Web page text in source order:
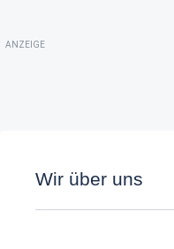
ANZEIGE
Wir über uns